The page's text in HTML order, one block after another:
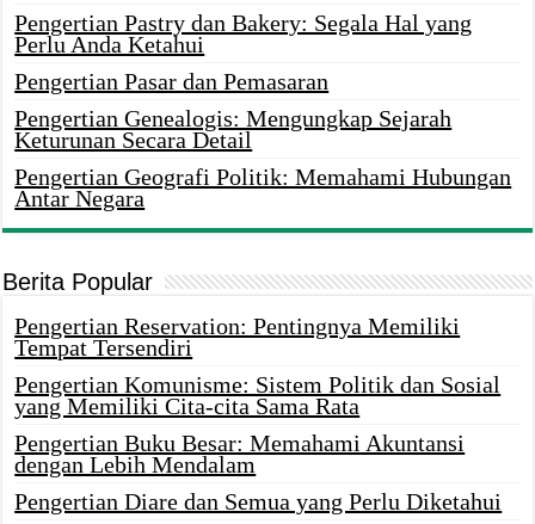
Pengertian Pastry dan Bakery: Segala Hal yang
Perlu Anda Ketahui
Pengertian Pasar dan Pemasaran
Pengertian Genealogis: Mengungkap Sejarah
Keturunan Secara Detail
Pengertian Geografi Politik: Memahami Hubungan
Antar Negara
Berita Popular
Pengertian Reservation: Pentingnya Memiliki
Tempat Tersendiri
Pengertian Komunisme: Sistem Politik dan Sosial
yang Memiliki Cita-cita Sama Rata
Pengertian Buku Besar: Memahami Akuntansi
dengan Lebih Mendalam
Pengertian Diare dan Semua yang Perlu Diketahui